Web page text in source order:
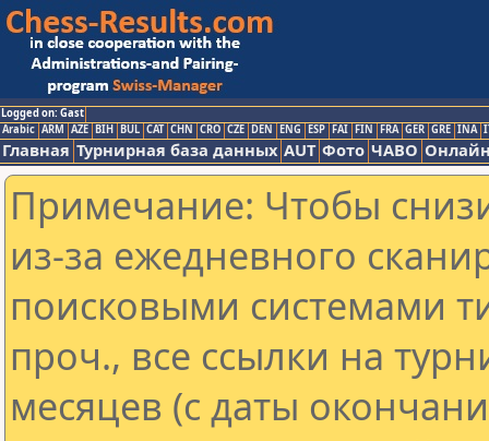
Logged on: Gast
Arabic ARM AZE BIH BUL CAT CHN CRO CZE DEN ENG ESP FAI FIN FRA GER GRE INA
Главная Турнирная база данных AUT Фото ЧАВО
Примечание: Чтобы
из-за ежедневного
поисковыми системами
проч., все ссылки на
месяцев (с даты